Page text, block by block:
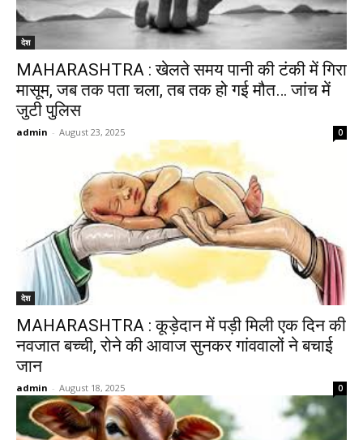
देश
MAHARASHTRA : खेलते समय पानी की टंकी में गिरा
मासूम, जब तक पता चला, तब तक हो गई मौत… जांच में
जुटी पुलिस
admin - August 23, 2025 0
देश
MAHARASHTRA : कूड़ेदान में पड़ी मिली एक दिन की
नवजात बच्ची, रोने की आवाज सुनकर गांववालों ने बचाई
जान
admin - August 18, 2025 0